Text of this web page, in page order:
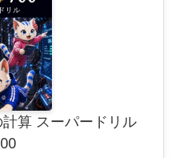
算 スーパードリル